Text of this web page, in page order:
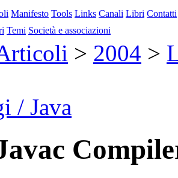
Manifesto Tools Links Canali Libri Contatti
Temi Società e associazioni
> 2004 >
/ Java